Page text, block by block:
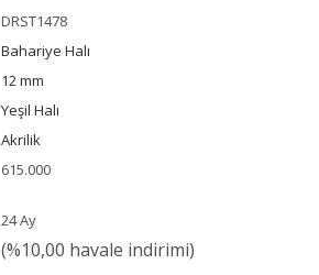
DRST1478
Bahariye Halı
12 mm
Yeşil Halı
Akrilik
615.000
24 Ay
(%10,00 havale indirimi)